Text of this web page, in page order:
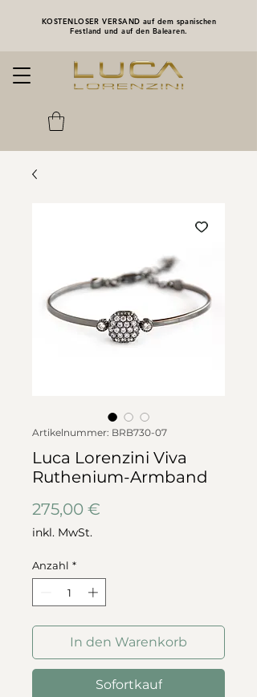
KOSTENLOSER VERSAND auf dem spanischen
Festland und auf den Balearen.
Artikelnummer: BRB730-07
Luca Lorenzini Viva
Ruthenium-Armband
275,00 €
inkl. MwSt.
Anzahl *
In den Warenkorb
Sofortkauf